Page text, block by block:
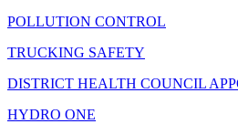
POLLUTION CONTROL
TRUCKING SAFETY
DISTRICT HEALTH COUNCIL
HYDRO ONE